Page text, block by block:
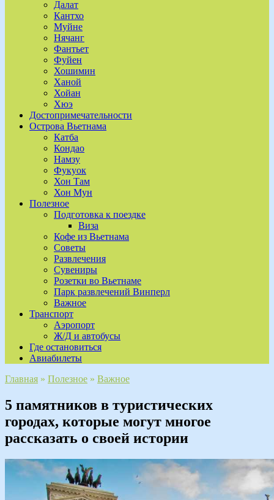
Далат
Кантхо
Муйне
Нячанг
Фантьет
Фуйен
Хошимин
Ханой
Хойан
Хюэ
Достопримечательности
Острова Вьетнама
Катба
Кондао
Намзу
Фукуок
Хон Там
Хон Мун
Полезное
Подготовка к поездке
Виза
Кофе из Вьетнама
Советы
Развлечения
Сувениры
Розетки во Вьетнаме
Парк развлечений Винперл
Важное
Транспорт
Аэропорт
Ж/Д и автобусы
Где остановиться
Авиабилеты
Главная » Полезное » Важное
5 памятников в туристических
городах, которые могут многое
рассказать о своей истории